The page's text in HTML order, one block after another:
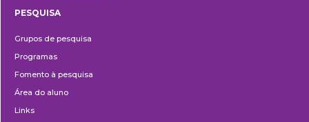
PESQUISA
Grupos de pesquisa
Programas
Fomento à pesquisa
Área do aluno
Links